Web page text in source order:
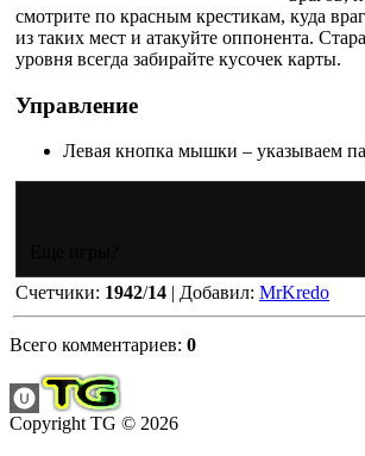
смотрите по красным крестикам, куда
из таких мест и атакуйте оппонента.
уровня всегда забирайте кусочек карты.
Управление
Левая кнопка мышки – указываем
Счетчики: 1942/14 | Добавил: MrKredo
Всего комментариев: 0
Copyright TG © 2026